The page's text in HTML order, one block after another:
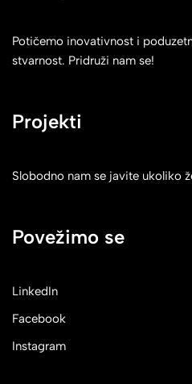
Potičemo inovativnost i
stvarnost. Pridruži nam se!
Projekti
Slobodno nam se javite ukoliko
Povežimo se
LinkedIn
Facebook
Instagram